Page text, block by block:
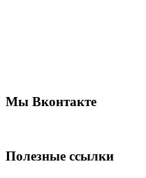
Мы Вконтакте
Полезные ссылки